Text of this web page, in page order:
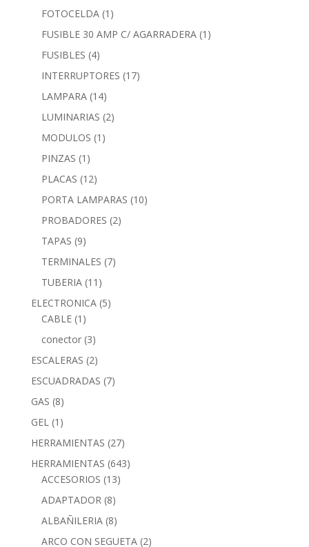
FOTOCELDA (1)
FUSIBLE 30 AMP C/ AGARRADERA (1)
FUSIBLES (4)
INTERRUPTORES (17)
LAMPARA (14)
LUMINARIAS (2)
MODULOS (1)
PINZAS (1)
PLACAS (12)
PORTA LAMPARAS (10)
PROBADORES (2)
TAPAS (9)
TERMINALES (7)
TUBERIA (11)
ELECTRONICA (5)
CABLE (1)
conector (3)
ESCALERAS (2)
ESCUADRADAS (7)
GAS (8)
GEL (1)
HERRAMIENTAS (27)
HERRAMIENTAS (643)
ACCESORIOS (13)
ADAPTADOR (8)
ALBAÑILERIA (8)
ARCO CON SEGUETA (2)